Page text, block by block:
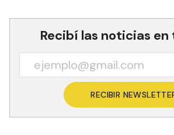
Recibí las noticias en
RECIBIR